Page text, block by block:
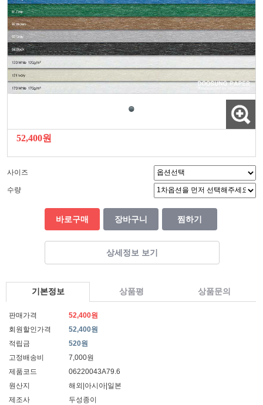
52,400원
사이즈
수량
바로구매 장바구니 찜하기
상세정보 보기
기본정보 상품평 상품문의
판매가격
52,400원
회원할인가격
52,400원
적립금
520원
고정배송비
7,000원
제품코드
06220043A79.6
원산지
해외|아시아|일본
제조사
두성종이